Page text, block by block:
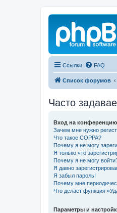
Ссылки FAQ
Список форумов
Часто
Вход на конференцию
Зачем мне нужно
Что такое COPPA?
Почему я не могу
Я только что
Почему я не могу
Я давно
Я забыл пароль!
Почему мне
Что делает функция
Параметры и